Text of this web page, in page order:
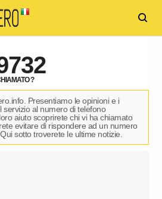
?
Presentiamo le opinioni e i
servizio al numero di telefono
loro aiuto scoprirete chi vi ha chiamato
evitare di rispondere ad un numero
sotto troverete le ultime notizie.